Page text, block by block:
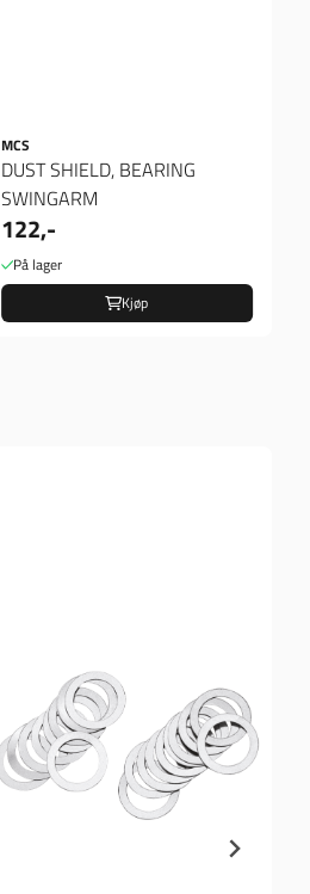
MCS
DUST SHIELD, BEARING
SWINGARM
122,-
På lager
Kjøp